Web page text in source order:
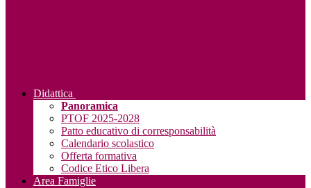
Didattica
Panoramica
PTOF 2025-2028
Patto educativo di corresponsabilità
Calendario scolastico
Offerta formativa
Codice Etico Libera
Area Famiglie